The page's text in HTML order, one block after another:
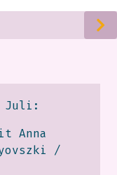
Juli:
Anna
/